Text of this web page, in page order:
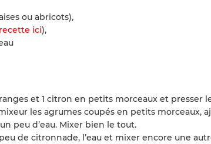
ou abricots),
ici),
et 1 citron en petits morceaux et presser
les agrumes coupés en petits morceaux,
peu d’eau. Mixer bien le tout.
de citronnade, l’eau et mixer encore une